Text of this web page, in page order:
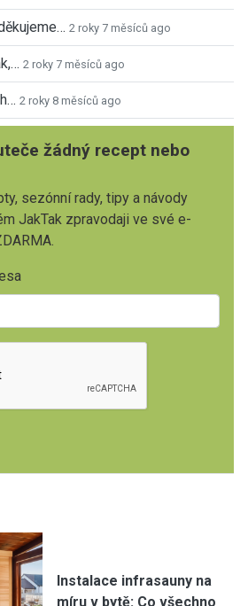
2 roky 7 měsíců ago
2 roky 7 měsíců ago
2 roky 8 měsíců ago
žádný recept nebo
sezónní rady, tipy a návody
JakTak zpravodaji ve své e-
Instalace infrasauny na
míru v bytě: Co všechno